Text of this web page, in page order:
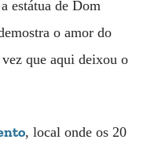
estátua de Dom
o amor do
que aqui deixou o
, local onde os 20